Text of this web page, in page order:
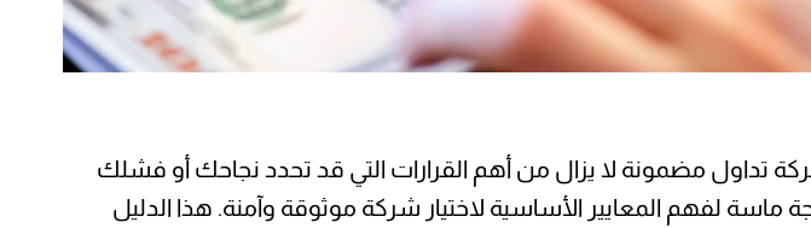
تداول مضمونة لا يزال من أهم القرارات التي قد تحدد نجاحك أو فشلك
لفهم المعايير الأساسية لاختيار شركة موثوقة وآمنة. هذا الدليل